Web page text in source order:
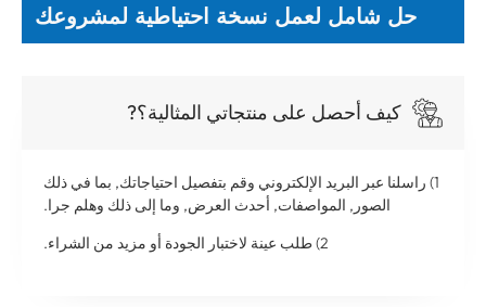
حل شامل لعمل نسخة احتياطية لمشروعك
كيف أحصل على منتجاتي المثالية؟?
1) راسلنا عبر البريد الإلكتروني وقم بتفصيل احتياجاتك, بما في ذلك
الصور, المواصفات, أحدث العرض, وما إلى ذلك وهلم جرا.
2) طلب عينة لاختبار الجودة أو مزيد من الشراء.